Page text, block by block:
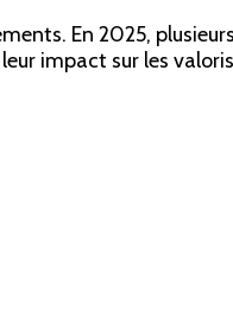
En 2025,
impact sur les